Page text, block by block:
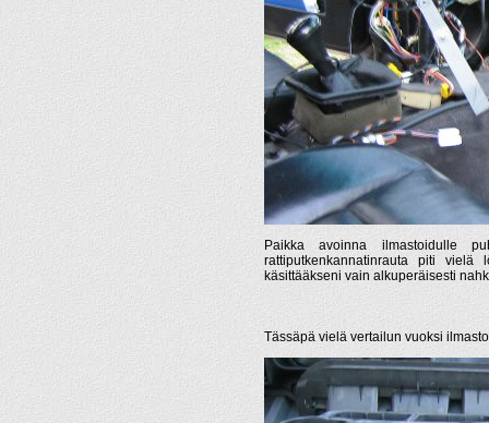
Paikka avoinna ilmastoidulle
rattiputkenkannatinrauta piti
käsittääkseni vain alkuperäisesti
Tässäpä vielä vertailun vuoksi